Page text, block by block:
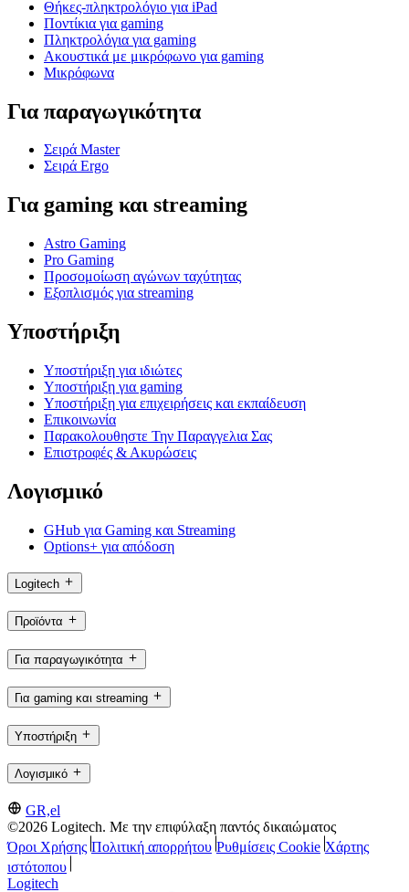
Θήκες-πληκτρολόγιο για iPad
Ποντίκια για gaming
Πληκτρολόγια για gaming
Ακουστικά με μικρόφωνο για gaming
Μικρόφωνα
Για παραγωγικότητα
Σειρά Master
Σειρά Ergo
Για gaming και streaming
Astro Gaming
Pro Gaming
Προσομοίωση αγώνων ταχύτητας
Εξοπλισμός για streaming
Υποστήριξη
Υποστήριξη για ιδιώτες
Υποστήριξη για gaming
Υποστήριξη για επιχειρήσεις και εκπαίδευση
Επικοινωνία
Παρακολουθηστε Την Παραγγελια Σας
Επιστροφές & Ακυρώσεις
Λογισμικό
GHub για Gaming και Streaming
Options+ για απόδοση
Logitech
Προϊόντα
Για παραγωγικότητα
Για gaming και streaming
Υποστήριξη
Λογισμικό
GR,el
©2026 Logitech. Με την επιφύλαξη παντός δικαιώματος
Όροι Χρήσης Πολιτική απορρήτου Ρυθμίσεις Cookie Χάρτης
ιστότοπου
Logitech